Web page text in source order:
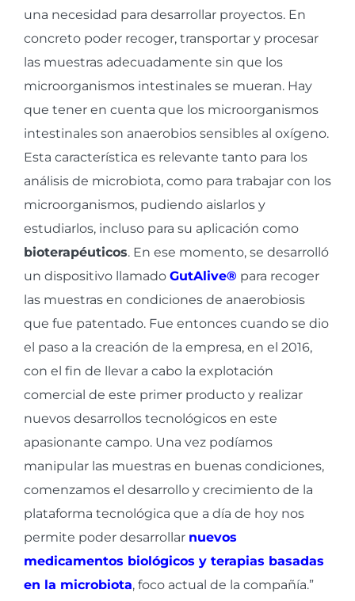
una necesidad para desarrollar proyectos. En
concreto poder recoger, transportar y procesar
las muestras adecuadamente sin que los
microorganismos intestinales se mueran. Hay
que tener en cuenta que los microorganismos
intestinales son anaerobios sensibles al oxígeno.
Esta característica es relevante tanto para los
análisis de microbiota, como para trabajar con los
microorganismos, pudiendo aislarlos y
estudiarlos, incluso para su aplicación como
bioterapéuticos. En ese momento, se desarrolló
un dispositivo llamado GutAlive® para recoger
las muestras en condiciones de anaerobiosis
que fue patentado. Fue entonces cuando se dio
el paso a la creación de la empresa, en el 2016,
con el fin de llevar a cabo la explotación
comercial de este primer producto y realizar
nuevos desarrollos tecnológicos en este
apasionante campo. Una vez podíamos
manipular las muestras en buenas condiciones,
comenzamos el desarrollo y crecimiento de la
plataforma tecnológica que a día de hoy nos
permite poder desarrollar nuevos
medicamentos biológicos y terapias basadas
en la microbiota, foco actual de la compañía.”